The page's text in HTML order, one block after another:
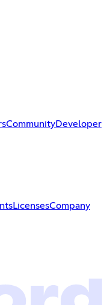
CommunityDeveloper
LicensesCompany